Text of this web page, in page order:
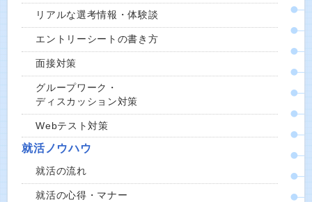
リアルな選考情報・体験談
エントリーシートの書き方
面接対策
グループワーク・
ディスカッション対策
Webテスト対策
就活ノウハウ
就活の流れ
就活の心得・マナー